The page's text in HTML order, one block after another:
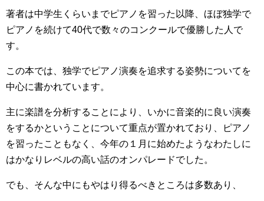
著者は中学生くらいまでピアノを習った以降、ほぼ独学で
ピアノを続けて40代で数々のコンクールで優勝した人で
す。
この本では、独学でピアノ演奏を追求する姿勢についてを
中心に書かれています。
主に楽譜を分析することにより、いかに音楽的に良い演奏
をするかということについて重点が置かれており、ピアノ
を習ったこともなく、今年の１月に始めたようなわたしに
はかなりレベルの高い話のオンパレードでした。
でも、そんな中にもやはり得るべきところは多数あり、